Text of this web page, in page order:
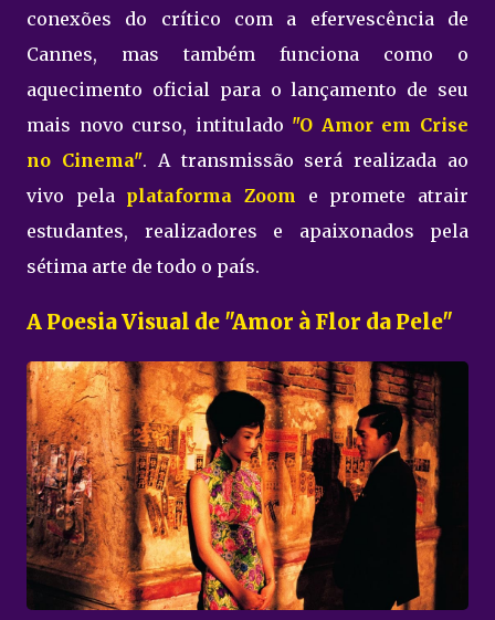
conexões do crítico com a efervescência de
Cannes, mas também funciona como o
aquecimento oficial para o lançamento de seu
mais novo curso, intitulado "O Amor em Crise
no Cinema". A transmissão será realizada ao
vivo pela plataforma Zoom e promete atrair
estudantes, realizadores e apaixonados pela
sétima arte de todo o país.
A Poesia Visual de "Amor à Flor da Pele"